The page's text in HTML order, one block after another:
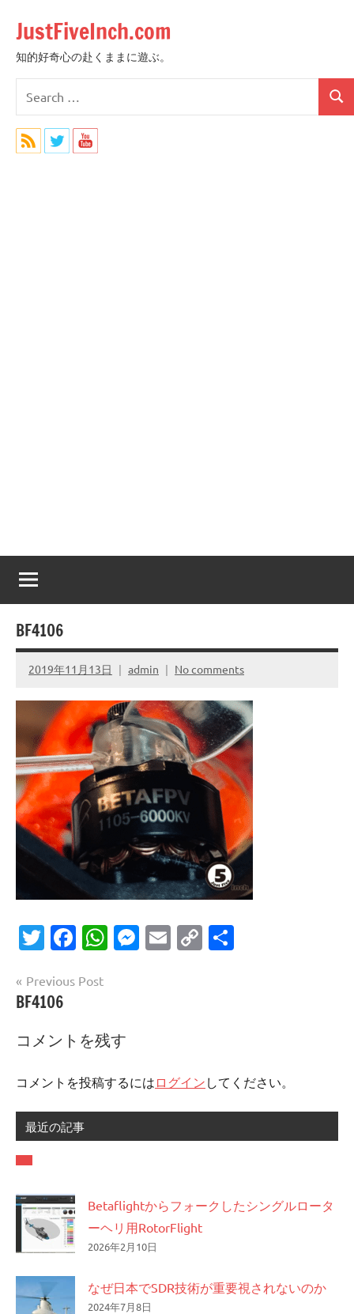
content
JustFiveInch.com
知的好奇心の赴くままに遊ぶ。
for:
BF4106
2019年11月13日 admin No comments
Twitter
Facebook
WhatsApp
Messenger
Email
Copy
投
稿
ナ
ゲ
ー
シ
ョ
ン
Previous Post
BF4106
コメントを残す
コメントを投稿するには ログイン してください。
最近の記事
Betaflightからフォークしたシングルロータ
ーヘリ用RotorFlight
2026年2月10日
なぜ日本でSDR技術が重要視されないのか
2024年7月8日